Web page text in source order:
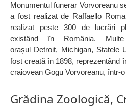
Monumentul funerar Vorvoreanu
a fost realizat de Raffaello
realizat peste 300 de lucrări
existând în România.
orașul Detroit, Michigan, Statele
fost creată în 1898, reprezentând
craiovean Gogu Vorvoreanu, într-
Grădina Zoologică,